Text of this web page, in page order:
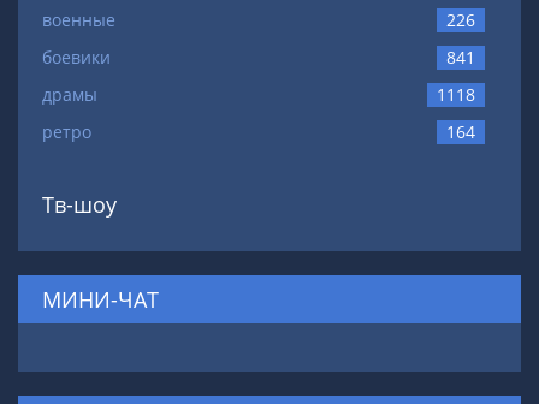
военные
226
боевики
841
драмы
1118
ретро
164
Тв-шоу
МИНИ-ЧАТ